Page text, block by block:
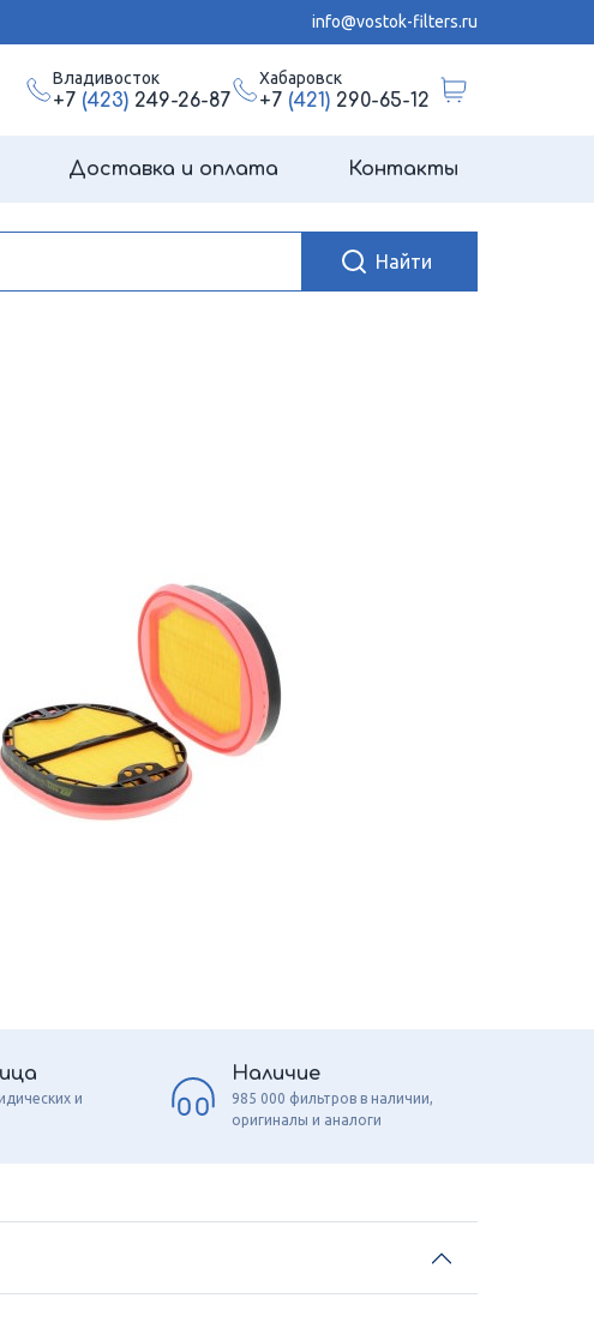
info@vostok-filters.ru
Владивосток
+7 (423)249-26-87
Хабаровск
+7 (421)290-65-12
Доставка и оплата Контакты
и
Наличие
985 000 фильтров в наличии,
оригиналы и аналоги